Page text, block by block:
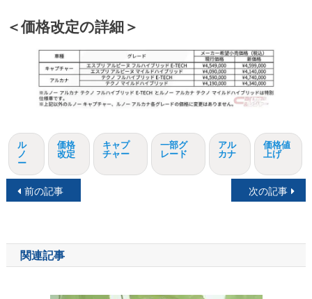
＜価格改定の詳細＞
ル
ノ
ー
価格
改定
キャプ
チャー
一部グ
レード
アル
カナ
価格値
上げ
投
ナ
ビ
前の記事 次の記事
関連記事